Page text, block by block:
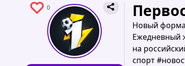
0
Новый
Ежедневный
на
спорт